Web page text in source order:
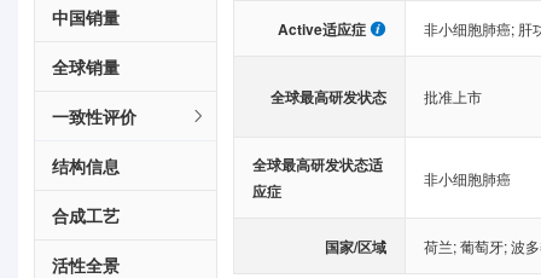
中国销量
全球销量
一致性评价
结构信息
合成工艺
活性全景
Active适应症 非小细胞肺癌; 肝
全球最高研发状态 批准上市
全球最高研发状态适
应症
非小细胞肺癌
国家/区域 荷兰;葡萄牙;波